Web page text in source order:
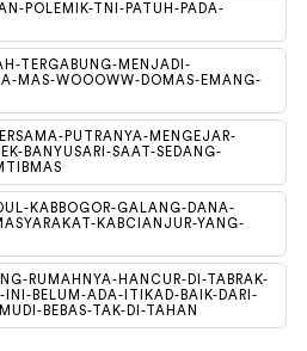
POLEMIK-TNI-PATUH-PADA-
TERGABUNG-MENJADI-
MAS-WOOOWW-DOMAS-EMANG-
PUTRANYA-MENGEJAR-
BANYUSARI-SAAT-SEDANG-
KABBOGOR-GALANG-DANA-
KABCIANJUR-YANG-
RUMAHNYA-HANCUR-DI-TABRAK-
BELUM-ADA-ITIKAD-BAIK-DARI-
BEBAS-TAK-DI-TAHAN